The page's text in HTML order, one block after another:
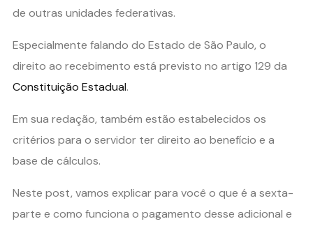
de outras unidades federativas.
Especialmente falando do Estado de São Paulo, o
direito ao recebimento está previsto no artigo 129 da
Constituição Estadual.
Em sua redação, também estão estabelecidos os
critérios para o servidor ter direito ao benefício e a
base de cálculos.
Neste post, vamos explicar para você o que é a sexta-
parte e como funciona o pagamento desse adicional e